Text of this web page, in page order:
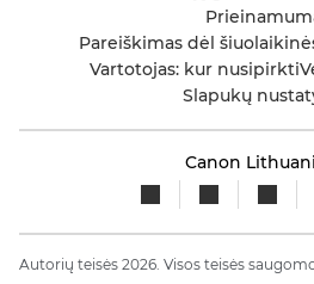
Pareiškimas dėl
Vartotojas: kur nusipirkti
Slapukų
Canon
Autorių teisės 2026. Visos teisės